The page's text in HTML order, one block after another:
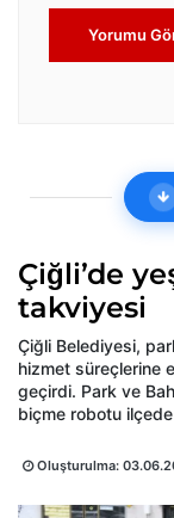
Yorumu
Çiğli’de
takviyesi
Çiğli Belediyesi,
hizmet süreçlerine
geçirdi. Park ve
biçme robotu ilçede
Oluşturulma: